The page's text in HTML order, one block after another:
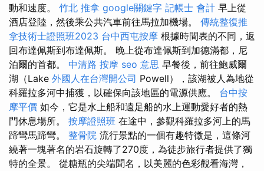
動和速度。 竹北 推拿 google關鍵字 記帳士 會計 早上從
酒店登陸，然後乘公共汽車前往馬拉加機場。 傳統整復推
拿技術士證照班2023 台中西屯按摩 根據時間表的不同，返
回布達佩斯到布達佩斯。 晚上從布達佩斯到加德滿都，尼
泊爾的首都。 中清路 按摩 seo 意思 早餐後，前往鮑威爾
湖（Lake 外國人在台灣開公司 Powell），該湖被人為地從
科羅拉多河中捕獲，以確保向該地區的電源供應。 台中按
摩平價 如今，它是水上船和遠足船的水上運動愛好者的熱
門休息場所。 按摩證照班 在途中，參觀科羅拉多河上的馬
蹄彎馬蹄彎。 整骨院 流行景點的一個有趣特徵是，這條河
繞著一塊著名的岩石旋轉了270度，為徒步旅行者提供了獨
特的全景。 從糖瓶的尖端聞名，以美麗的色彩觀看海灣，